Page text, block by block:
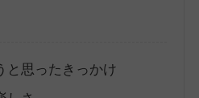
と思ったきっかけ